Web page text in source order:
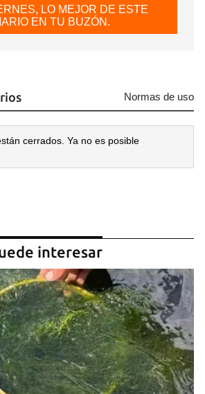
LO MEJOR DE ESTE
EN TU BUZÓN.
Normas de uso
cerrados. Ya no es posible
interesar